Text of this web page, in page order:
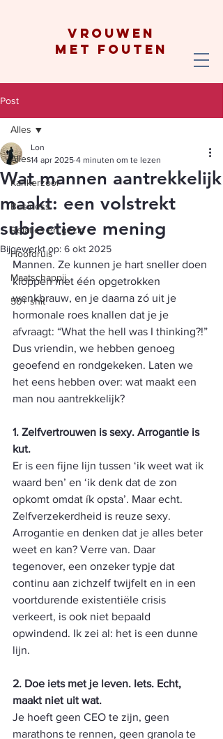
vrouwen
met fouten
Post
Alles
Kankerzooi
Business
Relaties en gezin
Hoofdruis
Maatschappij
50+ shit
Alles
Wat mannen aantrekkelijk
maakt: een volstrekt
subjectieve mening
Lon
14 apr 2025 4 minuten om te lezen
Bijgewerkt op: 6 okt 2025
Mannen. Ze kunnen je hart sneller doen
kloppen met één opgetrokken
wenkbrauw, en je daarna zó uit je
hormonale roes knallen dat je je
afvraagt: “What the hell was I thinking?!”
Dus vriendin, we hebben genoeg
geoefend en rondgekeken. Laten we
het eens hebben over: wat maakt een
man nou aantrekkelijk?
1. Zelfvertrouwen is sexy. Arrogantie is
kut.
Er is een fijne lijn tussen ‘ik weet wat ik
waard ben’ en ‘ik denk dat de zon
opkomt omdat ík opsta’. Maar echt.
Zelfverzekerdheid is reuze sexy.
Arrogantie en denken dat je alles beter
weet en kan? Verre van. Daar
tegenover, een onzeker typje dat
continu aan zichzelf twijfelt en in een
voortdurende existentiële crisis
verkeert, is ook niet bepaald
opwindend. Ik zei al: het is een dunne
lijn.
2. Doe iets met je leven. Iets. Echt,
maakt niet uit wat.
Je hoeft geen CEO te zijn, geen
marathons te rennen, geen granola te